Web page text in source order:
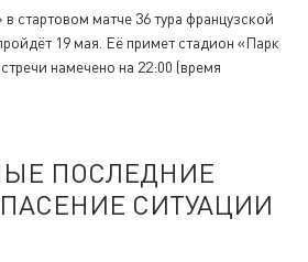
стартовом матче 36 тура французской
19 мая. Её примет стадион «Парк
намечено на 22:00 (время
ПОСЛЕДНИЕ
СИТУАЦИИ